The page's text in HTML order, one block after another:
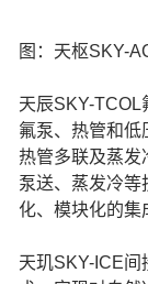
图：天枢SKY-
天辰SKY-TCOL
氟泵、热管和低
热管多联及蒸发
泵送、蒸发冷等
化、模块化的集
天玑SKY-ICE间